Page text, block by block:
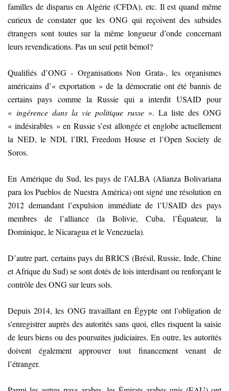
familles de disparus en Algérie (CFDA), etc. Il est quand même
curieux de constater que les ONG qui reçoivent des subsides
étrangers sont toutes sur la même longueur d’onde concernant
leurs revendications. Pas un seul petit bémol?
Qualifiés d’ONG - Organisations Non Grata-, les organismes
américains d’« exportation » de la démocratie ont été bannis de
certains pays comme la Russie qui a interdit USAID pour
« ingérence dans la vie politique russe ». La liste des ONG
« indésirables » en Russie s’est allongée et englobe actuellement
la NED, le NDI, l’IRI, Freedom House et l’Open Society de
Soros.
En Amérique du Sud, les pays de l’ALBA (Alianza Bolivariana
para los Pueblos de Nuestra América) ont signé une résolution en
2012 demandant l’expulsion immédiate de l’USAID des pays
membres de l’alliance (la Bolivie, Cuba, l’Équateur, la
Dominique, le Nicaragua et le Venezuela).
D’autre part, certains pays du BRICS (Brésil, Russie, Inde, Chine
et Afrique du Sud) se sont dotés de lois interdisant ou renforçant le
contrôle des ONG sur leurs sols.
Depuis 2014, les ONG travaillant en Égypte ont l’obligation de
s'enregistrer auprès des autorités sans quoi, elles risquent la saisie
de leurs biens ou des poursuites judiciaires. En outre, les autorités
doivent également approuver tout financement venant de
l’étranger.